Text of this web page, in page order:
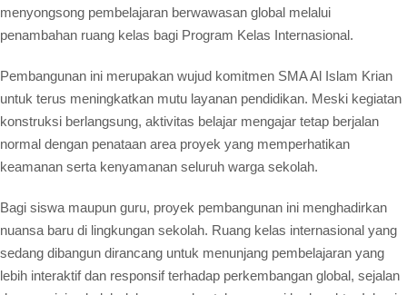
menyongsong pembelajaran berwawasan global melalui
penambahan ruang kelas bagi Program Kelas Internasional.
Pembangunan ini merupakan wujud komitmen SMA Al Islam Krian
untuk terus meningkatkan mutu layanan pendidikan. Meski kegiatan
konstruksi berlangsung, aktivitas belajar mengajar tetap berjalan
normal dengan penataan area proyek yang memperhatikan
keamanan serta kenyamanan seluruh warga sekolah.
Bagi siswa maupun guru, proyek pembangunan ini menghadirkan
nuansa baru di lingkungan sekolah. Ruang kelas internasional yang
sedang dibangun dirancang untuk menunjang pembelajaran yang
lebih interaktif dan responsif terhadap perkembangan global, sejalan